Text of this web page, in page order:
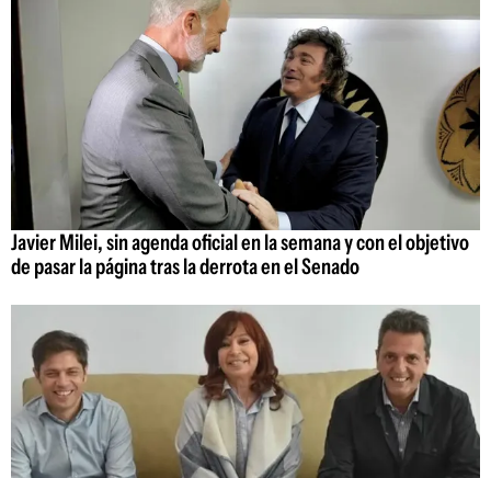
Javier Milei, sin agenda oficial en la semana y con el objetivo
de pasar la página tras la derrota en el Senado